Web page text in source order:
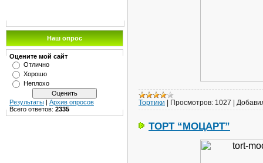
Наш опрос
Оцените мой сайт
Отлично
Хорошо
Неплохо
Результаты | Архив опросов
Всего ответов: 2335
Тортики Просмотров: 1027
ТОРТ “МОЦАРТ”